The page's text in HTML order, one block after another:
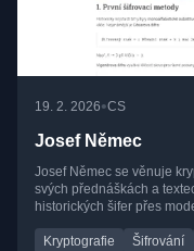
19. 2. 2026•CS
Josef Němec
Josef Němec se věnuje
svých přednáškách a
historických šifer přes
Kryptografie
Šifrování